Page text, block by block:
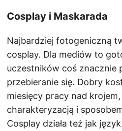
Cosplay i Maskarada
Najbardziej fotogeniczną
cosplay. Dla mediów to
uczestników coś znacznie
przebieranie się. Dobry
miesięcy pracy nad
charakteryzacją i
Cosplay działa też jak